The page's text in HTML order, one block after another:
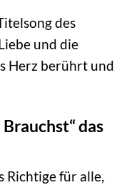
des
und die
Herz berührt und
das
Richtige für alle,